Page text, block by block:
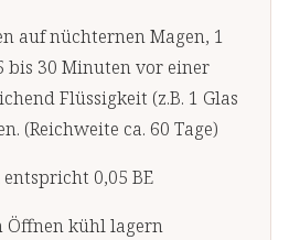
auf nüchternen Magen, 1
bis 30 Minuten vor einer
Flüssigkeit (z.B. 1 Glas
(Reichweite ca. 60 Tage)
entspricht 0,05 BE
Öffnen kühl lagern